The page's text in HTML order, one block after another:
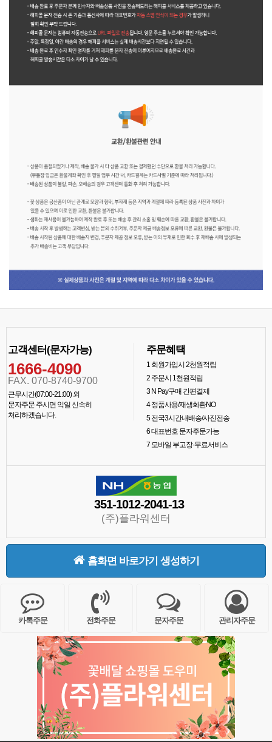
고객센터(문자가능)
1666-4090
FAX. 070-8740-9700
근무시간(07:00-21:00) 외
문자주문 주시면 익일 신속히
처리하겠습니다.
주문혜택
1회원가입시 2천원적립
2주문시 1천원적립
3N Pay구매 간편결제
4정품사용/재생화환NO
5전국3시간내배송/사진전송
6대표번호 문자주문가능
7모바일 부고장-무료서비스
351-1012-2041-13
(주)플라워센터
홈화면 바로가기 생성하기
카톡주문 전화주문 문자주문 관리자주문